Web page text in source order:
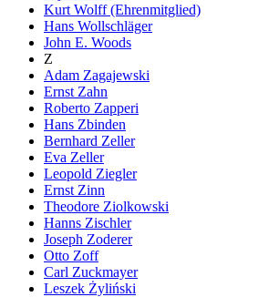
Kurt Wolff (Ehrenmitglied)
Hans Wollschläger
John E. Woods
Z
Adam Zagajewski
Ernst Zahn
Roberto Zapperi
Hans Zbinden
Bernhard Zeller
Eva Zeller
Leopold Ziegler
Ernst Zinn
Theodore Ziolkowski
Hanns Zischler
Joseph Zoderer
Otto Zoff
Carl Zuckmayer
Leszek Żyliński